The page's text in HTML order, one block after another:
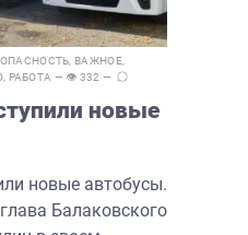
ВАЖНОЕ,
, РАБОТА — 👁 332 —
новые
новые автобусы.
Балаковского